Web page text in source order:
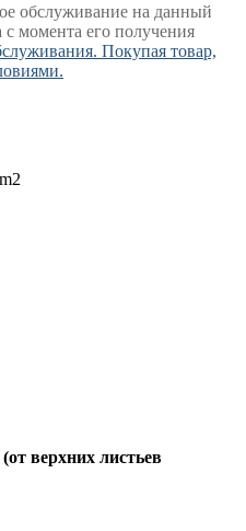
обслуживание на данный
с момента его получения
Покупая товар,
верхних листьев